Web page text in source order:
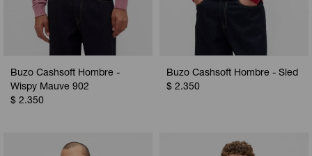
Buzo Cashsoft Hombre -
Wispy Mauve 902
$ 2.350
Buzo Cashsoft Hombre - Sled
$ 2.350